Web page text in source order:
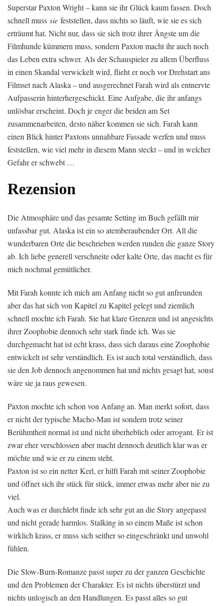
Superstar Paxton Wright – kann sie ihr Glück kaum fassen. Doch
schnell muss sie feststellen, dass nichts so läuft, wie sie es sich
erträumt hat. Nicht nur, dass sie sich trotz ihrer Ängste um die
Filmhunde kümmern muss, sondern Paxton macht ihr auch noch
das Leben extra schwer. Als der Schauspieler zu allem Überfluss
in einen Skandal verwickelt wird, flieht er noch vor Drehstart ans
Filmset nach Alaska – und ausgerechnet Farah wird als entnervte
Aufpasserin hinterhergeschickt. Eine Aufgabe, die ihr anfangs
unlösbar erscheint. Doch je enger die beiden am Set
zusammenarbeiten, desto näher kommen sie sich. Farah kann
einen Blick hinter Paxtons unnahbare Fassade werfen und muss
feststellen, wie viel mehr in diesem Mann steckt – und in welcher
Gefahr er schwebt …
Rezension
Die Atmosphäre und das gesamte Setting im Buch gefällt mir
unfassbar gut. Alaska ist ein so atemberaubender Ort. All die
wunderbaren Orte die beschrieben werden runden die ganze Story
ab. Ich liebe generell verschneite oder kalte Orte, das macht es für
mich nochmal gemütlicher.
Mit Farah konnte ich mich am Anfang nicht so gut anfreunden
aber das hat sich von Kapitel zu Kapitel gelegt und ziemlich
schnell mochte ich Farah. Sie hat klare Grenzen und ist angesichts
ihrer Zoophobie dennoch sehr stark finde ich. Was sie
durchgemacht hat ist echt krass, dass sich daraus eine Zoophobie
entwickelt ist sehr verständlich. Es ist auch total verständlich, dass
sie den Job dennoch angenommen hat und nichts gesagt hat, sonst
wäre sie ja raus gewesen.
Paxton mochte ich schon von Anfang an. Man merkt sofort, dass
er nicht der typische Macho-Man ist sondern trotz seiner
Berühmtheit normal ist und nicht überheblich oder arrogant. Er ist
zwar eher verschlossen aber macht dennoch deutlich klar was er
möchte und wie er zu einem steht.
Paxton ist so ein netter Kerl, er hilft Farah mit seiner Zoophobie
und öffnet sich ihr stück für stück, immer etwas mehr aber nie zu
viel.
Auch was er durchlebt finde ich sehr gut an die Story angepasst
und nicht gerade harmlos. Stalking in so einem Maße ist schon
wirklich krass, er muss sich seither so eingeschränkt und unwohl
fühlen.
‪Die Slow-Burn-Romanze passt super zu der ganzen Geschichte
und den Problemen der Charakter. Es ist nichts überstürzt und
nichts unlogisch an den Handlungen. Es passt alles so gut